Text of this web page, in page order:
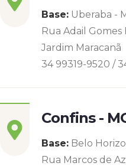
Base: Uberaba -
Rua Adail Gomes
Jardim Maracanã
34 99319-9520 /
Confins -
Base: Belo
Rua Marcos de